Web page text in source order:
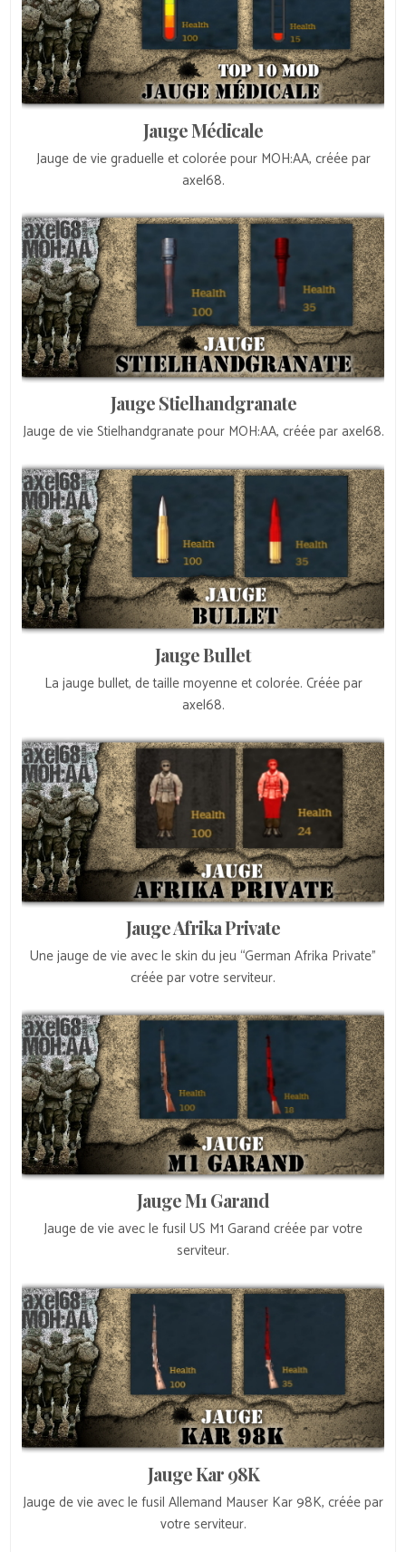
Jauge Médicale
Jauge de vie graduelle et colorée pour MOH:AA, créée par
axel68.
Jauge Stielhandgranate
Jauge de vie Stielhandgranate pour MOH:AA, créée par axel68.
Jauge Bullet
La jauge bullet, de taille moyenne et colorée. Créée par
axel68.
Jauge Afrika Private
Une jauge de vie avec le skin du jeu “German Afrika Private”
créée par votre serviteur.
Jauge M1 Garand
Jauge de vie avec le fusil US M1 Garand créée par votre
serviteur.
Jauge Kar 98K
Jauge de vie avec le fusil Allemand Mauser Kar 98K, créée par
votre serviteur.